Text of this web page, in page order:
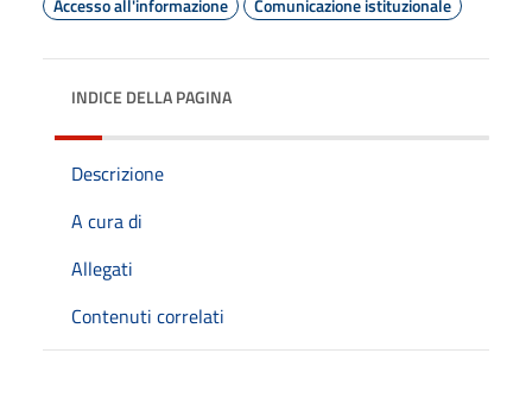
INDICE DELLA PAGINA
Descrizione
A cura di
Allegati
Contenuti correlati